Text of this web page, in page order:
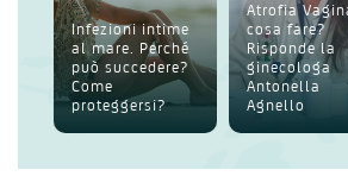
Infezioni intime
al mare. Perché
può succedere?
Come
proteggersi?
Atrofia
cosa fare?
Risponde la
ginecologa
Antonella
Agnello